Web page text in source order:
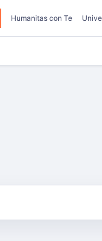
Humanitas con Te